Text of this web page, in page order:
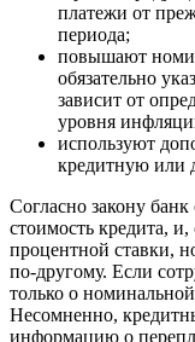
платежи от
периода;
повышают
обязательно
зависит от
уровня
используют
кредитную или
Согласно закону
стоимость кредита,
процентной ставки,
по-другому. Если
только о
Несомненно,
информацию о